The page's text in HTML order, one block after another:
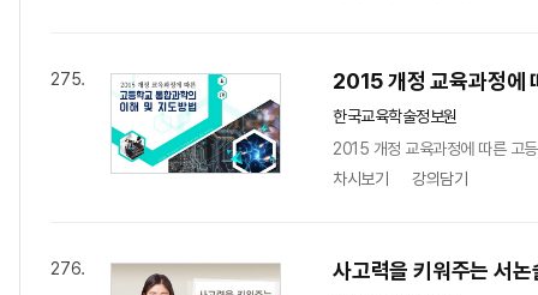
275. 2015 개정 교육과정에
한국교육학술정보원
2015 개정 교육과정에 따른 고
차시보기
강의담기
276. 사고력을 키워주는 서